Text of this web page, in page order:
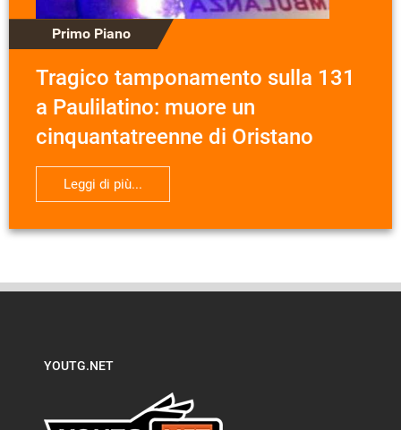
Primo Piano
Tragico tamponamento sulla 131
a Paulilatino: muore un
cinquantatreenne di Oristano
Leggi di più...
YOUTG.NET